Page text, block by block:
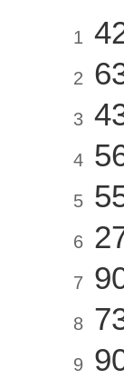
1
2
3
4
5
6
7
8
9